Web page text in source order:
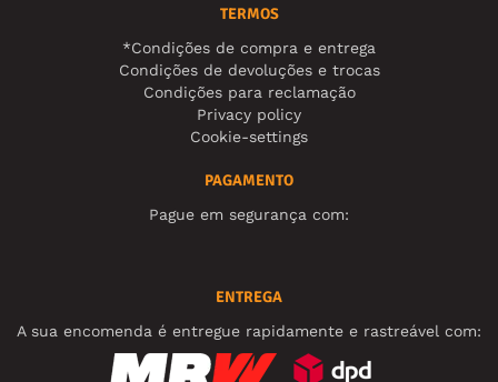
TERMOS
*Condições de compra e entrega
Condições de devoluções e trocas
Condições para reclamação
Privacy policy
Cookie-settings
PAGAMENTO
Pague em segurança com:
ENTREGA
A sua encomenda é entregue rapidamente e rastreável com: